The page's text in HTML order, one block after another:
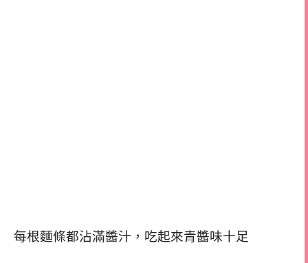
每根麵條都沾滿醬汁，吃起來青醬味十足